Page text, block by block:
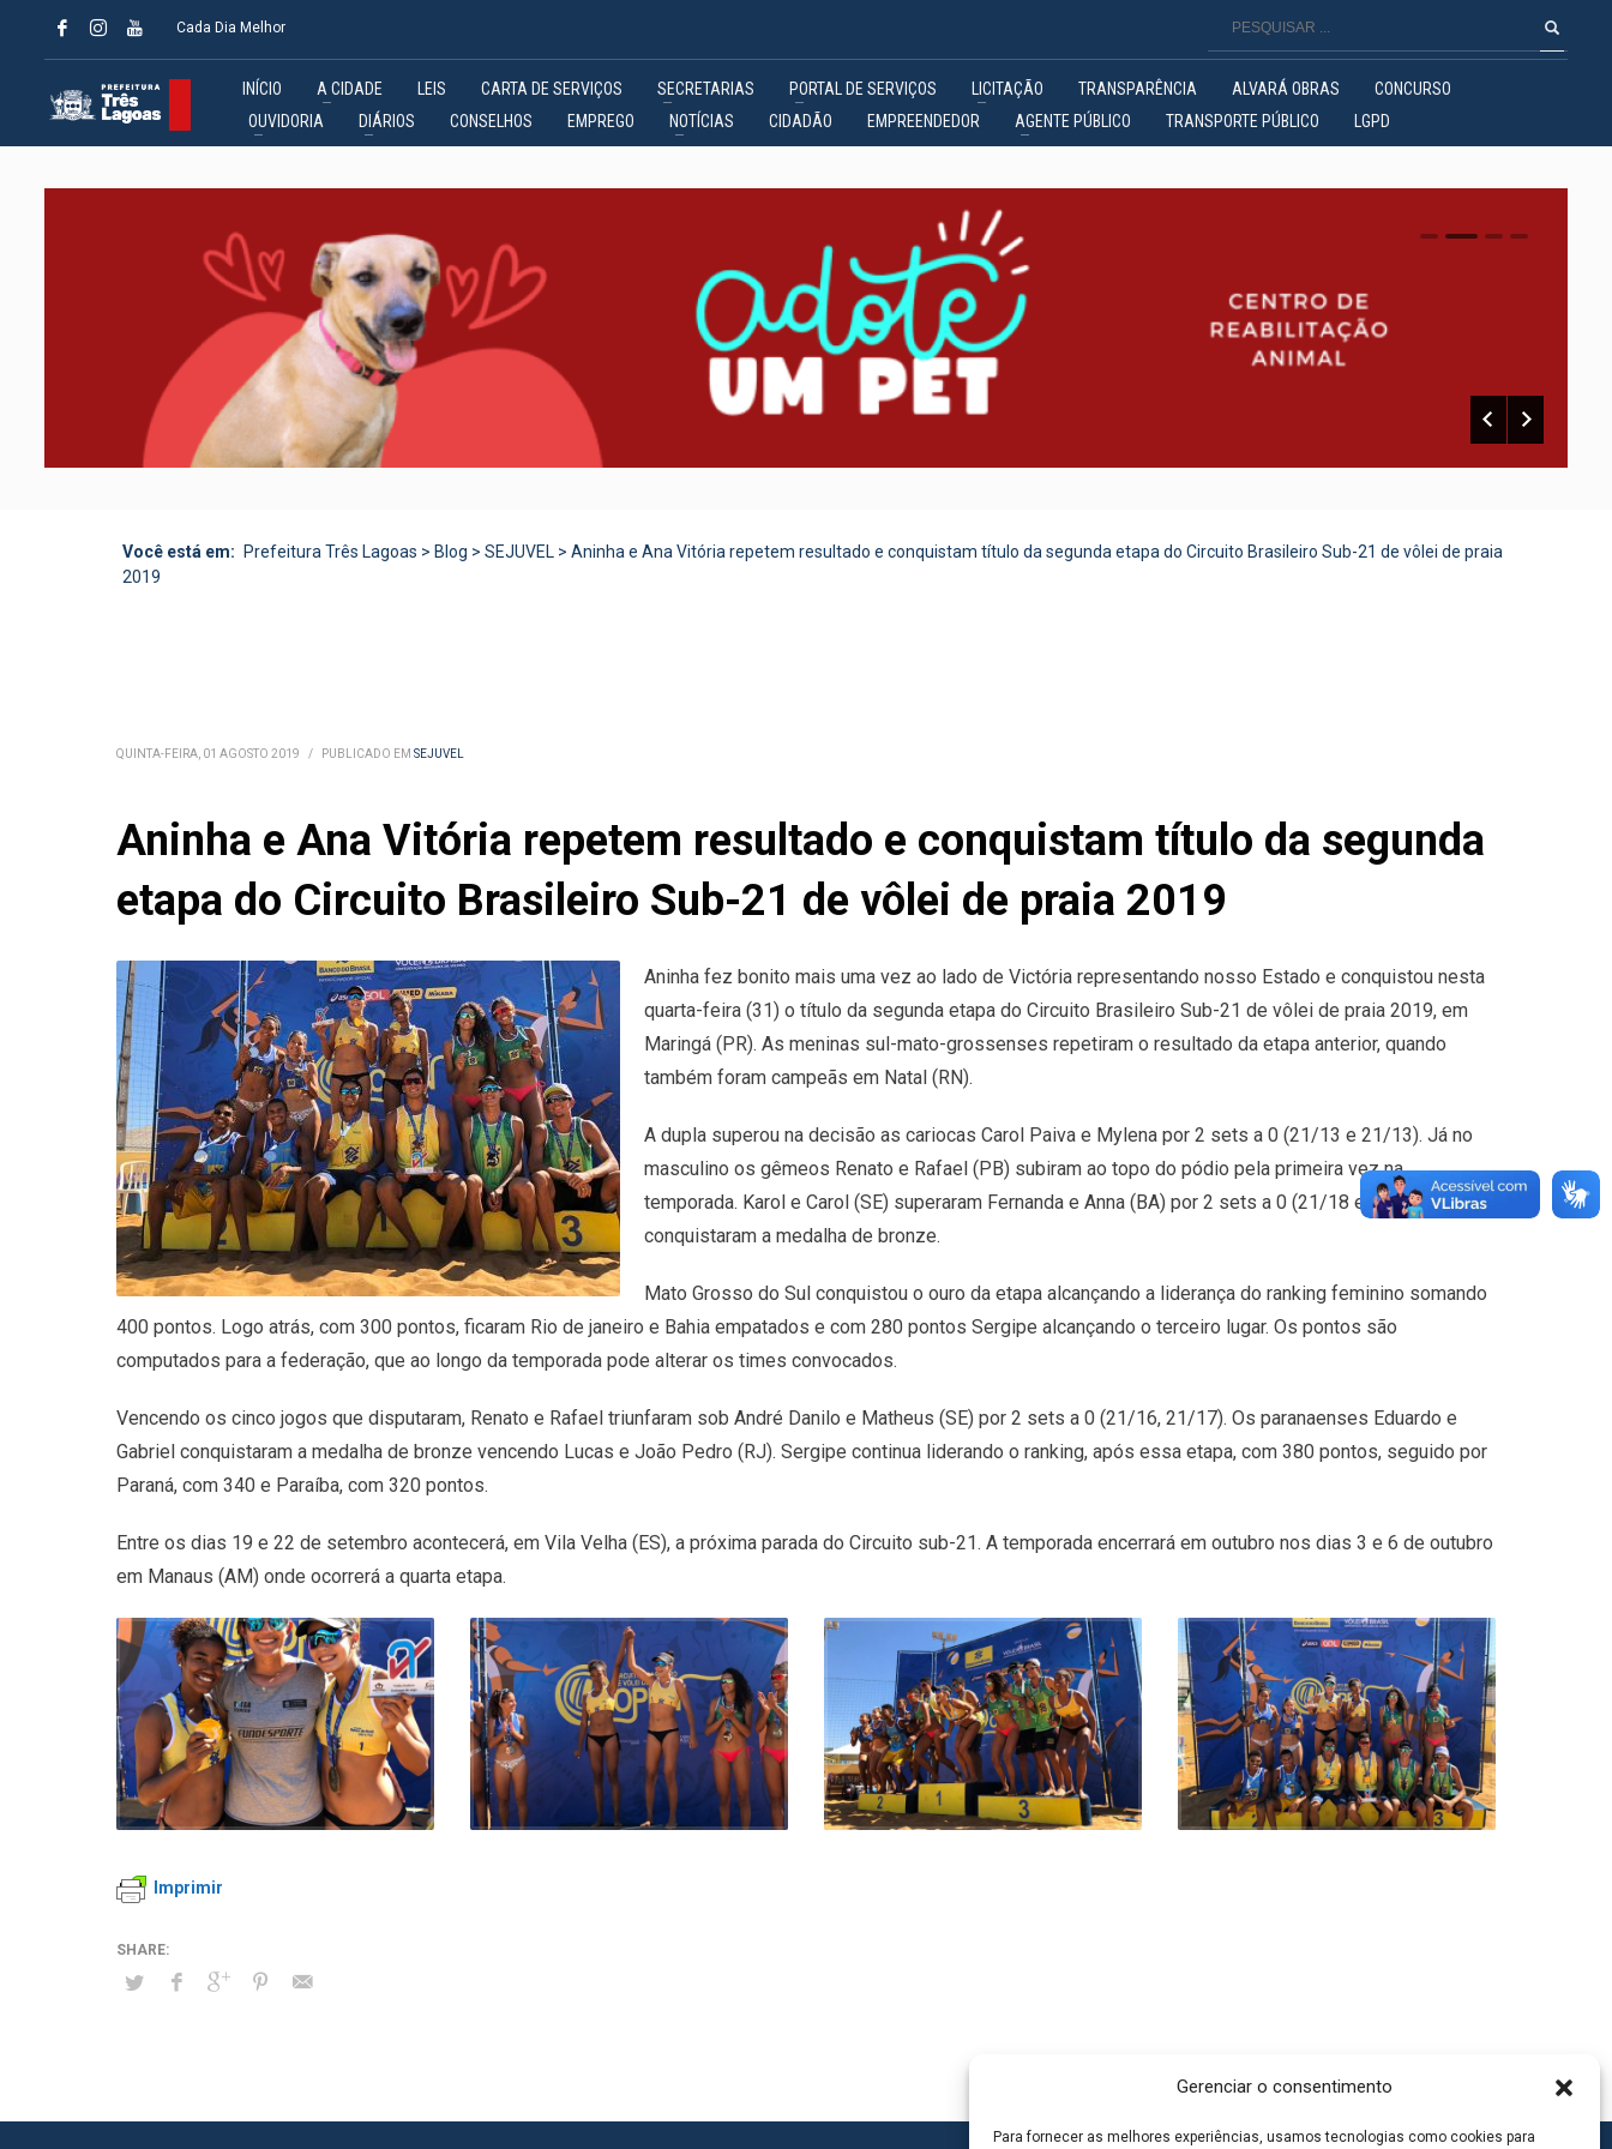
Gerenciar o consentimento
Para fornecer as melhores experiências, usamos tecnologias como cookies para
Cada Dia Melhor
INÍCIO A CIDADE LEIS CARTA DE SERVIÇOS SECRETARIAS PORTAL DE SERVIÇOS LICITAÇÃO TRANSPARÊNCIA ALVARÁ OBRAS
CONCURSO
OUVIDORIA
DIÁRIOS CONSELHOS EMPREGO NOTÍCIAS CIDADÃO EMPREENDEDOR AGENTE PÚBLICO TRANSPORTE PÚBLICO LGPD
0 1 2
Você está em: Prefeitura Três Lagoas > Blog > SEJUVEL > Aninha e Ana Vitória repetem resultado e conquistam título da segunda etapa do Circuito Brasileiro Sub-21 de vôlei de praia
2019
QUINTA-FEIRA, 01 AGOSTO 2019 / PUBLICADO EM SEJUVEL
Aninha e Ana Vitória repetem resultado e conquistam título da segunda
etapa do Circuito Brasileiro Sub-21 de vôlei de praia 2019
Aninha fez bonito mais uma vez ao lado de Victória representando nosso Estado e conquistou nesta
quarta-feira (31) o título da segunda etapa do Circuito Brasileiro Sub-21 de vôlei de praia 2019, em
Maringá (PR). As meninas sul-mato-grossenses repetiram o resultado da etapa anterior, quando
também foram campeãs em Natal (RN).
A dupla superou na decisão as cariocas Carol Paiva e Mylena por 2 sets a 0 (21/13 e 21/13). Já no
masculino os gêmeos Renato e Rafael (PB) subiram ao topo do pódio pela primeira vez na
temporada. Karol e Carol (SE) superaram Fernanda e Anna (BA) por 2 sets a 0 (21/18 e 21/17) e
conquistaram a medalha de bronze.
Mato Grosso do Sul conquistou o ouro da etapa alcançando a liderança do ranking feminino somando
400 pontos. Logo atrás, com 300 pontos, ficaram Rio de janeiro e Bahia empatados e com 280 pontos Sergipe alcançando o terceiro lugar. Os pontos são
computados para a federação, que ao longo da temporada pode alterar os times convocados.
Vencendo os cinco jogos que disputaram, Renato e Rafael triunfaram sob André Danilo e Matheus (SE) por 2 sets a 0 (21/16, 21/17). Os paranaenses Eduardo e
Gabriel conquistaram a medalha de bronze vencendo Lucas e João Pedro (RJ). Sergipe continua liderando o ranking, após essa etapa, com 380 pontos, seguido por
Paraná, com 340 e Paraíba, com 320 pontos.
Entre os dias 19 e 22 de setembro acontecerá, em Vila Velha (ES), a próxima parada do Circuito sub-21. A temporada encerrará em outubro nos dias 3 e 6 de outubro
em Manaus (AM) onde ocorrerá a quarta etapa.
Imprimir